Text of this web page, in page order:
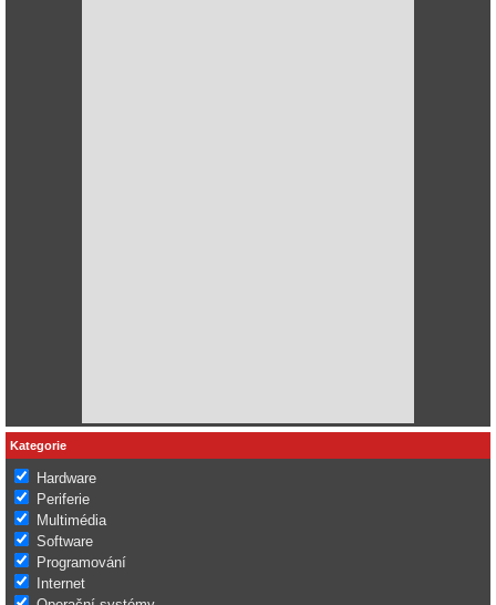
Kategorie
Hardware
Periferie
Multimédia
Software
Programování
Internet